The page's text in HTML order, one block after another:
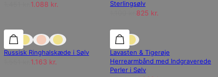
1.088 kr.
Sterlingsølv
825 kr.
25% rabat 25% rabat
Russisk Ringhalskæde i Sølv
1.163 kr.
15% rabat
Lavasten & Tigerøje
Herrearmbånd med Indgraverede
Perler i Sølv